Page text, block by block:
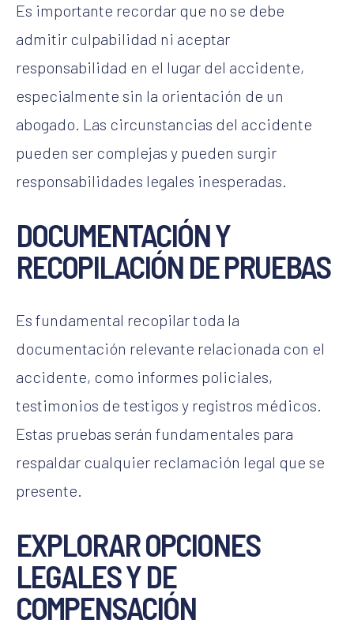
Es importante recordar que no se debe
admitir culpabilidad ni aceptar
responsabilidad en el lugar del accidente,
especialmente sin la orientación de un
abogado. Las circunstancias del accidente
pueden ser complejas y pueden surgir
responsabilidades legales inesperadas.
DOCUMENTACIÓN Y
RECOPILACIÓN DE PRUEBAS
Es fundamental recopilar toda la
documentación relevante relacionada con el
accidente, como informes policiales,
testimonios de testigos y registros médicos.
Estas pruebas serán fundamentales para
respaldar cualquier reclamación legal que se
presente.
EXPLORAR OPCIONES
LEGALES Y DE
COMPENSACIÓN